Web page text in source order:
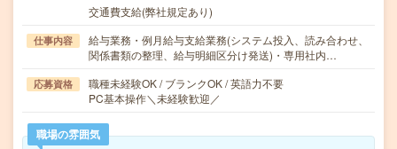
交通費支給(弊社規定あり)
仕事内容
給与業務・例月給与支給業務(システム投入、読み合わせ、
関係書類の整理、給与明細区分け発送)・専用社内…
応募資格
職種未経験OK / ブランクOK / 英語力不要
PC基本操作＼未経験歓迎／
職場の雰囲気